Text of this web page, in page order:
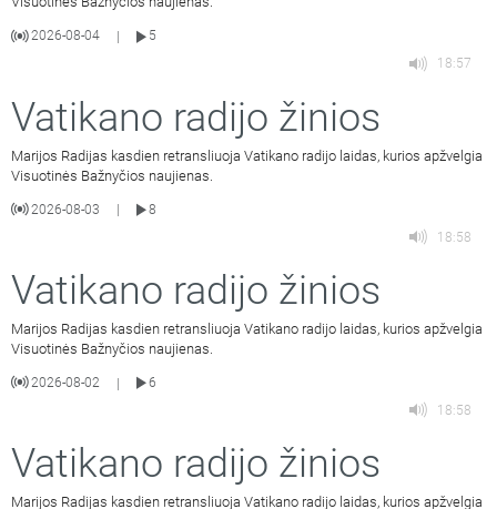
2026-08-04
5
18:57
Vatikano radijo žinios
Marijos Radijas kasdien retransliuoja Vatikano radijo laidas, kurios apžvelgia
Visuotinės Bažnyčios naujienas.
2026-08-03
8
18:58
Vatikano radijo žinios
Marijos Radijas kasdien retransliuoja Vatikano radijo laidas, kurios apžvelgia
Visuotinės Bažnyčios naujienas.
2026-08-02 |
6
18:58
Vatikano radijo žinios
Marijos Radijas kasdien retransliuoja Vatikano radijo laidas, kurios apžvelgia